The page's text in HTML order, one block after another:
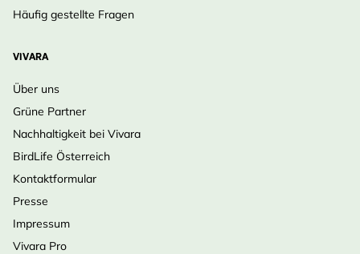
Häufig gestellte Fragen
VIVARA
Über uns
Grüne Partner
Nachhaltigkeit bei Vivara
BirdLife Österreich
Kontaktformular
Presse
Impressum
Vivara Pro